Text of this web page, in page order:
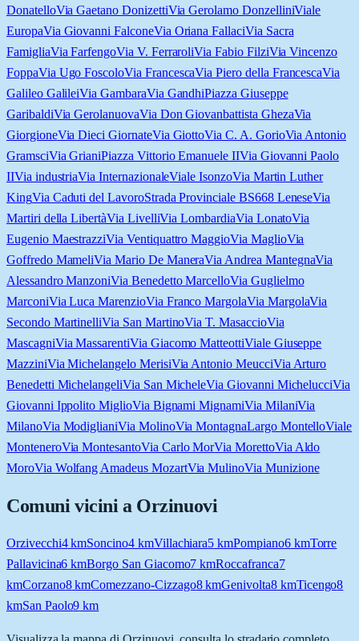
DonatelloVia Gaetano DonizettiVia Gerolamo DonzelliniViale
EuropaVia Giovanni FalconeVia Oriana FallaciVia Sacra
FamigliaVia FarfengoVia V. FerraroliVia Fabio FilziVia Vincenzo
FoppaVia Ugo FoscoloVia FrancescaVia Piero della FrancescaVia
Galileo GalileiVia GambaraVia GandhiPiazza Giuseppe
GaribaldiVia GerolanuovaVia Don Giovanbattista GhezaVia
GiorgioneVia Dieci GiornateVia GiottoVia C. A. GorioVia Antonio
GramsciVia GrianiPiazza Vittorio Emanuele IIVia Giovanni Paolo
IIVia industriaVia InternazionaleViale IsonzoVia Martin Luther
KingVia Caduti del LavoroStrada Provinciale BS668 LeneseVia
Martiri della LibertàVia LivelliVia LombardiaVia LonatoVia
Eugenio MaestrazziVia Ventiquattro MaggioVia MaglioVia
Goffredo MameliVia Mario De ManeraVia Andrea MantegnaVia
Alessandro ManzoniVia Benedetto MarcelloVia Guglielmo
MarconiVia Luca MarenzioVia Franco MargolaVia MargolaVia
Secondo MartinelliVia San MartinoVia T. MasaccioVia
MascagniVia MassarentiVia Giacomo MatteottiViale Giuseppe
MazziniVia Michelangelo MerisiVia Antonio MeucciVia Arturo
Benedetti MichelangeliVia San MicheleVia Giovanni MichelucciVia
Giovanni Ippolito MiglioVia Bignami MignamiVia MilaniVia
MilanoVia ModiglianiVia MolinoVia MontagnaLargo MontelloViale
MonteneroVia MontesantoVia Carlo MorVia MorettoVia Aldo
MoroVia Wolfang Amadeus MozartVia MulinoVia Munizione
Comuni vicini a Orzinuovi
Orzivecchi4kmSoncino4kmVillachiara5 kmPompiano6kmTorre
Pallavicina6 kmBorgo San Giacomo7 kmRoccafranca7
kmCorzano8kmComezzano-Cizzago8kmGenivolta8kmTicengo8
kmSan Paolo9 km